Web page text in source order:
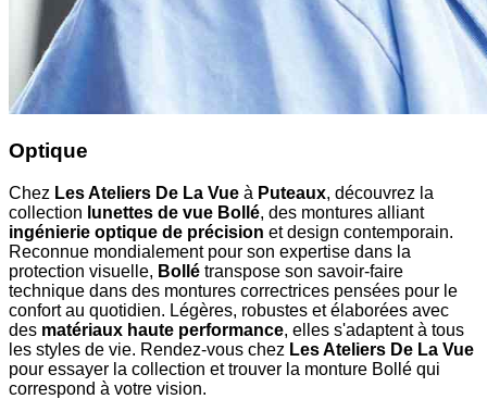
Optique
Chez Les Ateliers De La Vue à Puteaux, découvrez la
collection lunettes de vue Bollé, des montures alliant
ingénierie optique de précision et design contemporain.
Reconnue mondialement pour son expertise dans la
protection visuelle, Bollé transpose son savoir-faire
technique dans des montures correctrices pensées pour le
confort au quotidien. Légères, robustes et élaborées avec
des matériaux haute performance, elles s'adaptent à tous
les styles de vie. Rendez-vous chez Les Ateliers De La Vue
pour essayer la collection et trouver la monture Bollé qui
correspond à votre vision.